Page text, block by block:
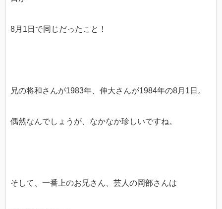
8月1日で同じだったこと！
兄の将和さんが1983年、伸大さんが1984年の8月1日。
偶然なんでしょうが、なかなか珍しいですね。
そして、一番上のお兄さん、芸人の岡部さんは